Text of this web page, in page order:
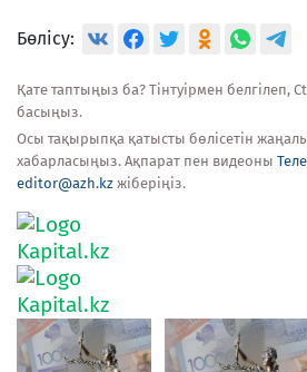
Бөлісу:
Қате таптыңыз ба? Тінтуірмен белгілеп,
басыңыз.
Осы тақырыпқа қатысты бөлісетін
хабарласыңыз. Ақпарат пен видеоны
editor@azh.kz жіберіңіз.